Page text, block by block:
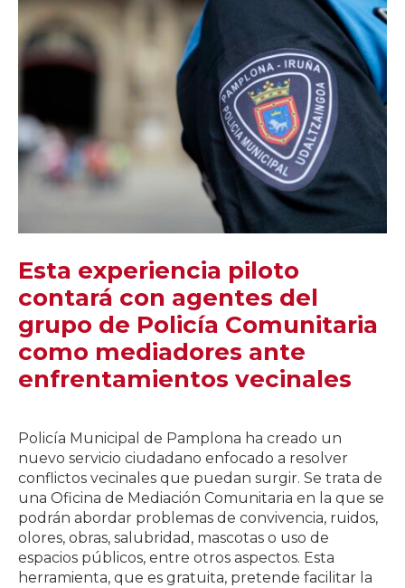
Esta experiencia piloto
contará con agentes del
grupo de Policía Comunitaria
como mediadores ante
enfrentamientos vecinales
Policía Municipal de Pamplona ha creado un
nuevo servicio ciudadano enfocado a resolver
conflictos vecinales que puedan surgir. Se trata de
una Oficina de Mediación Comunitaria en la que se
podrán abordar problemas de convivencia, ruidos,
olores, obras, salubridad, mascotas o uso de
espacios públicos, entre otros aspectos. Esta
herramienta, que es gratuita, pretende facilitar la